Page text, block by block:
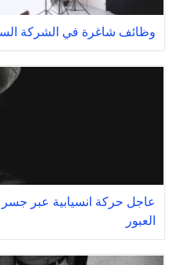
وظائف شاغرة في الشركة
العبور